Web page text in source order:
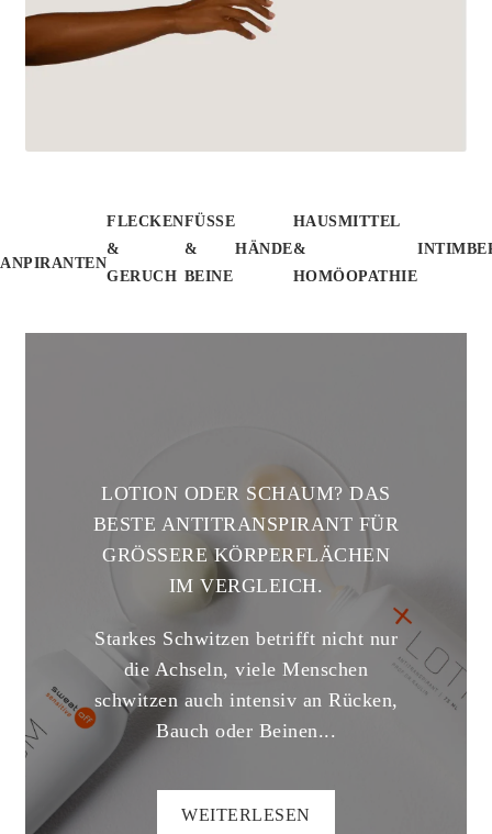
FLECKEN
&
GERUCH
FÜSSE &
B
EINE
HÄNDE
HAUSMITTEL
&
HOMÖOPATHIE
LOTION ODER SCHAUM? DAS
BESTE ANTITRANSPIRANT FÜR
GRÖSSERE KÖRPERFLÄCHEN I
M VERGLEICH.
Starkes Schwitzen betrifft nicht nur
die Achseln, viele Menschen
schwitzen auch intensiv an Rücken,
Bauch oder Beinen...
WEITERLESEN